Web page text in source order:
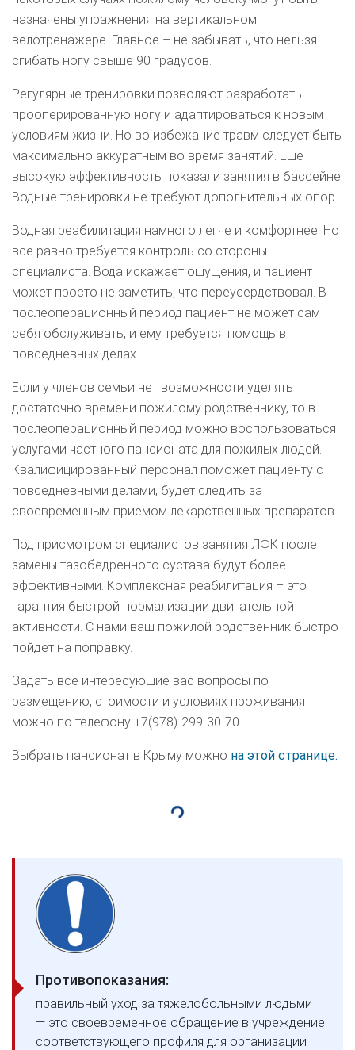
назначены упражнения на вертикальном
велотренажере. Главное – не забывать, что нельзя
сгибать ногу свыше 90 градусов.
Регулярные тренировки позволяют разработать
прооперированную ногу и адаптироваться к новым
условиям жизни. Но во избежание травм следует быть
максимально аккуратным во время занятий. Еще
высокую эффективность показали занятия в бассейне.
Водные тренировки не требуют дополнительных опор.
Водная реабилитация намного легче и комфортнее. Но
все равно требуется контроль со стороны
специалиста. Вода искажает ощущения, и пациент
может просто не заметить, что переусердствовал. В
послеоперационный период пациент не может сам
себя обслуживать, и ему требуется помощь в
повседневных делах.
Если у членов семьи нет возможности уделять
достаточно времени пожилому родственнику, то в
послеоперационный период можно воспользоваться
услугами частного пансионата для пожилых людей.
Квалифицированный персонал поможет пациенту с
повседневными делами, будет следить за
своевременным приемом лекарственных препаратов.
Под присмотром специалистов занятия ЛФК после
замены тазобедренного сустава будут более
эффективными. Комплексная реабилитация – это
гарантия быстрой нормализации двигательной
активности. С нами ваш пожилой родственник быстро
пойдет на поправку.
Задать все интересующие вас вопросы по
размещению, стоимости и условиях проживания
можно по телефону +7(978)-299-30-70
Выбрать пансионат в Крыму можно на этой странице.
Противопоказания:
правильный уход за тяжелобольными людьми
— это своевременное обращение в учреждение
соответствующего профиля для организации